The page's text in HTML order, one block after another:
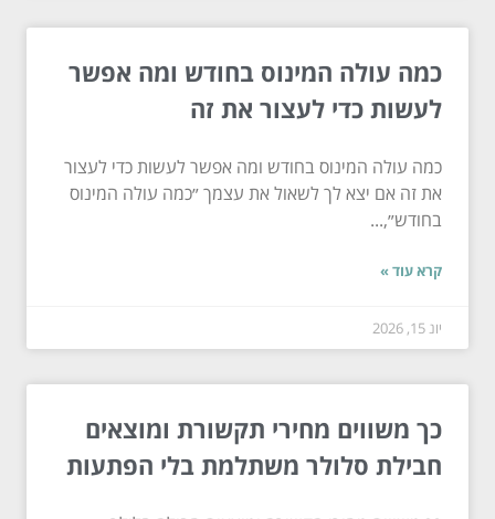
כמה עולה המינוס בחודש ומה אפשר
לעשות כדי לעצור את זה
כמה עולה המינוס בחודש ומה אפשר לעשות כדי לעצור
את זה אם יצא לך לשאול את עצמך ״כמה עולה המינוס
בחודש״,...
קרא עוד »
יונ 15, 2026
כך משווים מחירי תקשורת ומוצאים
חבילת סלולר משתלמת בלי הפתעות